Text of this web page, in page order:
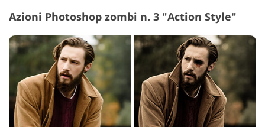
Azioni Photoshop zombi n. 3 "Action Style"